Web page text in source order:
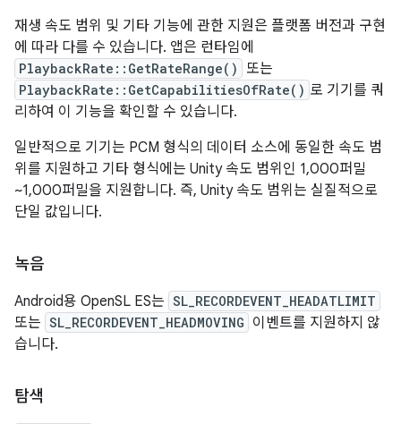
재생 속도 범위 및 기타 기능에 관한 지원은 플랫폼 버전과 구현
에 따라 다를 수 있습니다. 앱은 런타임에
PlaybackRate::GetRateRange() 또는
PlaybackRate::GetCapabilitiesOfRate() 로 기기를 쿼
리하여 이 기능을 확인할 수 있습니다.
일반적으로 기기는 PCM 형식의 데이터 소스에 동일한 속도 범
위를 지원하고 기타 형식에는 Unity 속도 범위인 1,000퍼밀
~1,000퍼밀을 지원합니다. 즉, Unity 속도 범위는 실질적으로
단일 값입니다.
녹음
Android용 OpenSL ES는 SL_RECORDEVENT_HEADATLIMIT
또는 SL_RECORDEVENT_HEADMOVING 이벤트를 지원하지 않
습니다.
탐색